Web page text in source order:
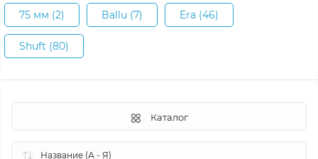
75 мм (2) Ballu (7) Era (46)
Shuft (80)
Каталог